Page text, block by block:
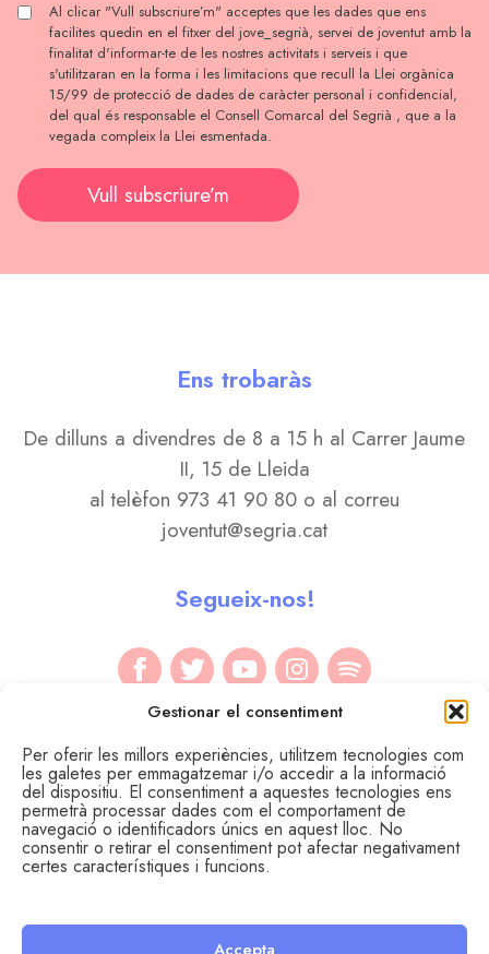
Gestionar el consentiment
Per oferir les millors experiències, utilitzem tecnologies com
les galetes per emmagatzemar i/o accedir a la informació
del dispositiu. El consentiment a aquestes tecnologies ens
permetrà processar dades com el comportament de
navegació o identificadors únics en aquest lloc. No
consentir o retirar el consentiment pot afectar negativament
certes característiques i funcions.
Accepta
Al clicar "Vull subscriure’m" acceptes que les dades que ens
facilites quedin en el fitxer del jove_segrià, servei de joventut amb la
finalitat d'informar-te de les nostres activitats i serveis i que
s'utilitzaran en la forma i les limitacions que recull la Llei orgànica
15/99 de protecció de dades de caràcter personal i confidencial,
del qual és responsable el Consell Comarcal del Segrià , que a la
vegada compleix la Llei esmentada.
Vull subscriure’m
Ens trobaràs
De dilluns a divendres de 8 a 15 h al Carrer Jaume
II, 15 de Lleida
al telèfon 973 41 90 80 o al correu
joventut@segria.cat
Segueix-nos!